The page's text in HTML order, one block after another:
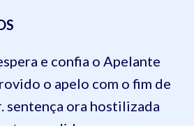
e confia o Apelante
o apelo com o fim de
sentença ora hostilizada